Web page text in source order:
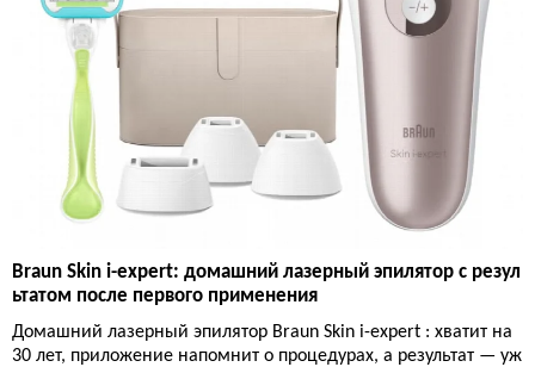
Braun Skin i-expert: домашний лазерный эпилятор с резул
ьтатом после первого применения
Домашний лазерный эпилятор Braun Skin i-expert : хватит на
30 лет, приложение напомнит о процедурах, а результат — уж